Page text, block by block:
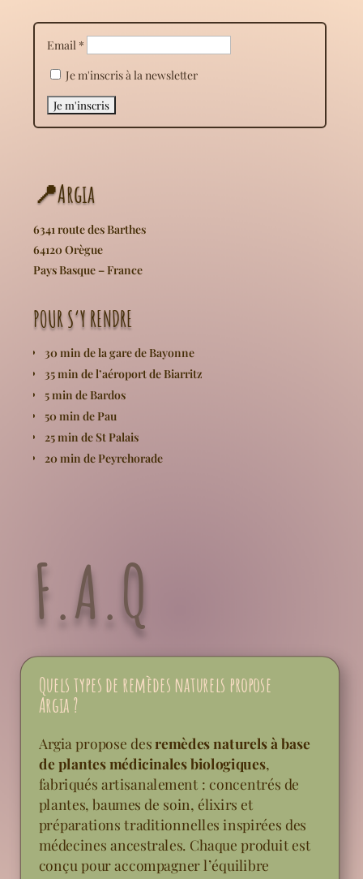
Email *
Je m'inscris à la newsletter
📍Argia
6341 route des Barthes
64120 Orègue
Pays Basque – France
POUR S’Y RENDRE
30 min de la gare de Bayonne
35 min de l’aéroport de Biarritz
5 min de Bardos
50 min de Pau
25 min de St Palais
20 min de Peyrehorade
F.A.Q
Quels types de remèdes naturels propose
Argia ?
Argia propose desremèdes naturels à base
de plantes médicinales biologiques,
fabriqués artisanalement : concentrés de
plantes, baumes de soin, élixirs et
préparations traditionnelles inspirées des
médecines ancestrales. Chaque produit est
conçu pour accompagner l’équilibre